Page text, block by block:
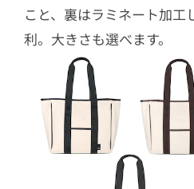
こと、裏はラミネート加工
利。大きさも選べます。